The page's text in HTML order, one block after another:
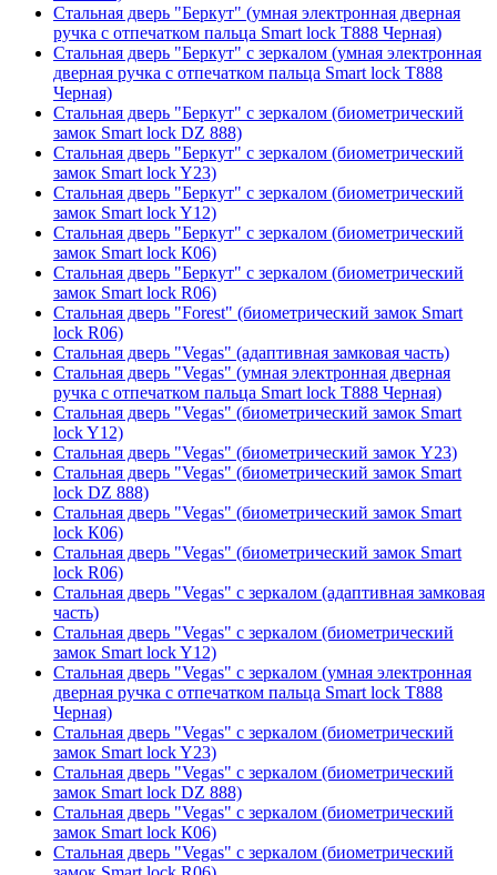
Стальная дверь "Беркут" (умная электронная дверная
ручка с отпечатком пальца Smart lock T888 Черная)
Стальная дверь "Беркут" с зеркалом (умная электронная
дверная ручка с отпечатком пальца Smart lock T888
Черная)
Стальная дверь "Беркут" с зеркалом (биометрический
замок Smart lock DZ 888)
Стальная дверь "Беркут" с зеркалом (биометрический
замок Smart lock Y23)
Стальная дверь "Беркут" с зеркалом (биометрический
замок Smart lock Y12)
Стальная дверь "Беркут" с зеркалом (биометрический
замок Smart lock К06)
Стальная дверь "Беркут" с зеркалом (биометрический
замок Smart lock R06)
Стальная дверь "Forest" (биометрический замок Smart
lock R06)
Стальная дверь "Vegas" (адаптивная замковая часть)
Стальная дверь "Vegas" (умная электронная дверная
ручка с отпечатком пальца Smart lock T888 Черная)
Стальная дверь "Vegas" (биометрический замок Smart
lock Y12)
Стальная дверь "Vegas" (биометрический замок Y23)
Стальная дверь "Vegas" (биометрический замок Smart
lock DZ 888)
Стальная дверь "Vegas" (биометрический замок Smart
lock К06)
Стальная дверь "Vegas" (биометрический замок Smart
lock R06)
Стальная дверь "Vegas" с зеркалом (адаптивная замковая
часть)
Стальная дверь "Vegas" с зеркалом (биометрический
замок Smart lock Y12)
Стальная дверь "Vegas" с зеркалом (умная электронная
дверная ручка с отпечатком пальца Smart lock T888
Черная)
Стальная дверь "Vegas" с зеркалом (биометрический
замок Smart lock Y23)
Стальная дверь "Vegas" с зеркалом (биометрический
замок Smart lock DZ 888)
Стальная дверь "Vegas" с зеркалом (биометрический
замок Smart lock К06)
Стальная дверь "Vegas" с зеркалом (биометрический